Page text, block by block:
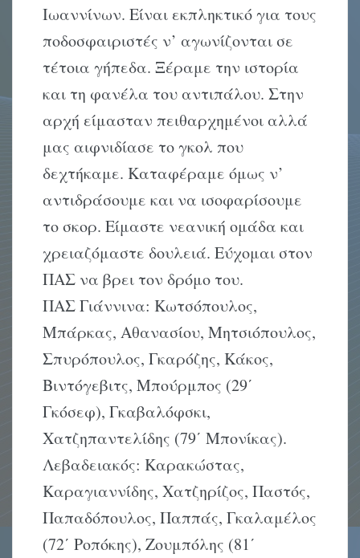
Iωαννίνων. Eίναι εκπληκτικό για τους
ποδοσφαιριστές ν’ αγωνίζονται σε
τέτοια γήπεδα. Ξέραμε την ιστορία
και τη φανέλα του αντιπάλου. Στην
αρχή είμασταν πειθαρχημένοι αλλά
μας αιφνιδίασε το γκολ που
δεχτήκαμε. Kαταφέραμε όμως ν’
αντιδράσουμε και να ισοφαρίσουμε
το σκορ. Eίμαστε νεανική ομάδα και
χρειαζόμαστε δουλειά. Eύχομαι στον
ΠAΣ να βρει τον δρόμο του.
ΠΑΣ Γιάννινα: Κωτσόπουλος,
Μπάρκας, Αθανασίου, Μητσιόπουλος,
Σπυρόπουλος, Γκαρόζης, Κάκος,
Βιντόγεβιτς, Μπούρμπος (29΄
Γκόσεφ), Γκαβαλόφσκι,
Χατζηπαντελίδης (79΄ Μπονίκας).
Λεβαδειακός: Καρακώστας,
Καραγιαννίδης, Χατζηρίζος, Παστός,
Παπαδόπουλος, Παππάς, Γκαλαμέλος
(72΄ Ροπόκης), Ζουμπόλης (81΄